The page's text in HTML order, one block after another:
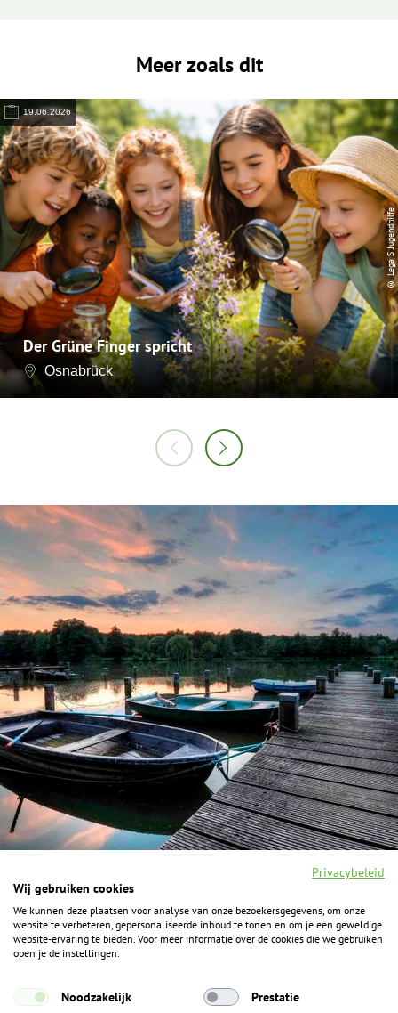
Meer zoals dit
19.06.2026
Der Grüne Finger spricht
Osnabrück
© Lega S Jugendhilfe
F
a
c
o
I
n
s
g
Y
o
u
b
P
i
n
ALGEMENE INFORMATIE
Privacybeleid
Wij gebruiken cookies
We kunnen deze plaatsen voor analyse van onze bezoekersgegevens, om onze
website te verbeteren, gepersonaliseerde inhoud te tonen en om je een geweldige
website-ervaring te bieden. Voor meer informatie over de cookies die we gebruiken
open je de instellingen.
Noodzakelijk Prestatie